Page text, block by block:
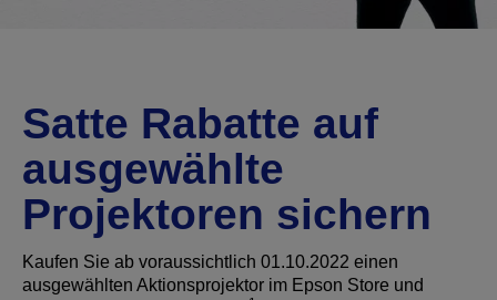
Satte Rabatte auf
ausgewählte
Projektoren sichern
Kaufen Sie ab voraussichtlich 01.10.2022 einen
ausgewählten Aktionsprojektor im Epson Store und